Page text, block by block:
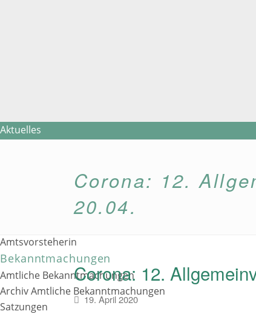
Aktuelles
Ansprechpartner/innen
Amtsvorsteherin
Bekanntmachungen
Amtliche Bekanntmachungen
Archiv Amtliche Bekanntmachungen
Satzungen
Corona: 12.
20.04.
Corona: 12.
19. April 2020